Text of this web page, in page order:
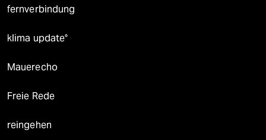
fernverbindung
klima update°
Mauerecho
Freie Rede
reingehen